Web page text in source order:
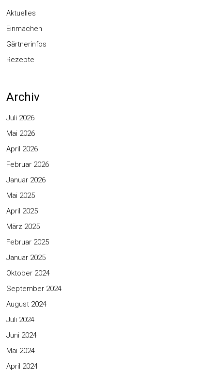
Aktuelles
Einmachen
Gärtnerinfos
Rezepte
Archiv
Juli 2026
Mai 2026
April 2026
Februar 2026
Januar 2026
Mai 2025
April 2025
März 2025
Februar 2025
Januar 2025
Oktober 2024
September 2024
August 2024
Juli 2024
Juni 2024
Mai 2024
April 2024